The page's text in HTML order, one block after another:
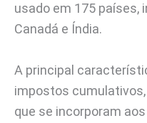
usado em 175 países,
Canadá e Índia.
A principal
impostos
que se incorporam